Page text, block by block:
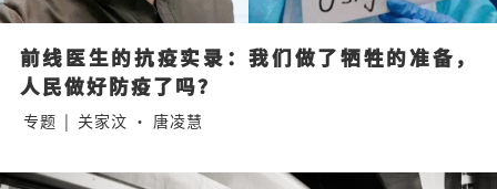
前线医生的抗疫实录：我们做了牺牲的准备，
人民做好防疫了吗？
专题 | 关家汶 · 唐凌慧